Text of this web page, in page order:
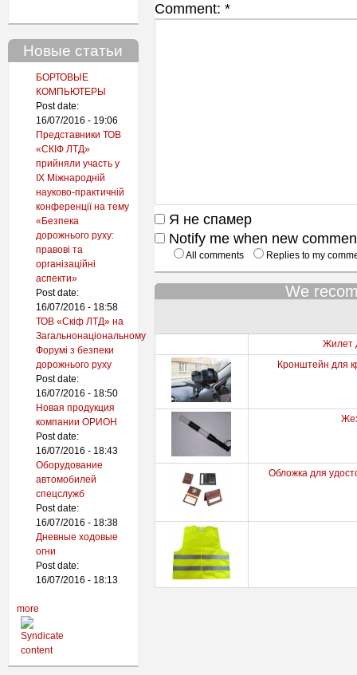
Новые статьи
БОРТОВЫЕ
КОМПЬЮТЕРЫ
Post date:
16/07/2016 - 19:06
Представники ТОВ
«СКІФ ЛТД»
прийняли участь у
IX Міжнародній
науково-практичній
конференції на тему
«Безпека
дорожнього руху:
правові та
організаційні
аспекти»
Post date:
16/07/2016 - 18:58
ТОВ «Скіф ЛТД» на
Загальнонаціональному
Форумі з безпеки
дорожнього руху
Post date:
16/07/2016 - 18:50
Новая продукция
компании ОРИОН
Post date:
16/07/2016 - 18:43
Оборудование
автомобилей
спецслужб
Post date:
16/07/2016 - 18:38
Дневные ходовые
огни
Post date:
16/07/2016 - 18:13
more
Comment: *
Я не спамер
Notify me when new
All comments Replies to my
We
Жилет
Кронштейн для
Обложка для